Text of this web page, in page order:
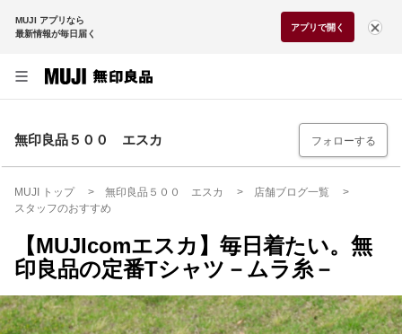
MUJI アプリなら
最新情報が毎日届く
アプリで開く
無印良品５００ エスカ フォローする
MUJI トップ 無印良品５００ エスカ
店舗ブログ一覧
スタッフのおすすめ
【MUJIcomエスカ】毎日着たい。無
印良品の定番Tシャツ－ムラ糸－